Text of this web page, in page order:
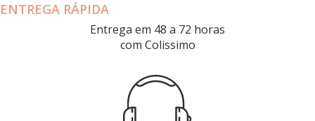
ENTREGA RÁPIDA
Entrega em 48 a 72 horas
com Colissimo